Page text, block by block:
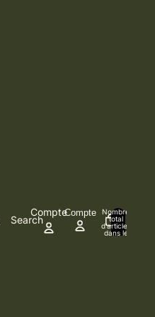
Search
CompteCompte
Nombre
total
d’articles
dans le